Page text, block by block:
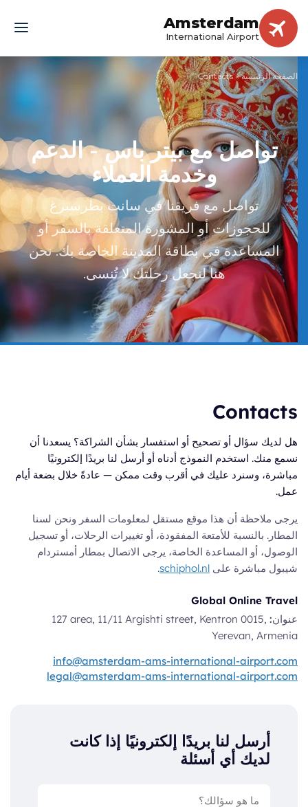
Amsterdam
International Airport
الصفحة الرئيسية»
Contacts
تواصل مع بيتر باس - الدعم
وخدمة العملاء
تواصل مع فريقنا في سانت بطرسبرغ
للحجوزات أو المشورة المتعلقة بالسفر أو
المساعدة في بطاقة المدينة الخاصة بك. نحن
هنا لنجعل رحلتك لا تُنسى.
Contacts
هل لديك سؤال أو تصحيح أو استفسار بشأن الشراكة؟ يسعدنا أن
نسمع منك. استخدم النموذج أدناه أو أرسل لنا بريدًا إلكترونيًا
مباشرة، وسنرد عليك في أقرب وقت ممكن — عادةً خلال بضعة أيام
عمل.
يرجى ملاحظة أن هذا موقع مستقل لمعلومات السفر ونحن لسنا
المطار. بالنسبة للأمتعة المفقودة، أو تغييرات الرحلات، أو تسجيل
الوصول، أو المساعدة الخاصة، يرجى الاتصال بمطار أمستردام
شيبول مباشرة على schiphol.nl
.
Global Online Travel
عنوان: 127 area, 11/11 Argishti street, Kentron 0015,
Yerevan, Armenia
info@amsterdam-ams-international-airport.com
legal@amsterdam-ams-international-airport.com
أرسل لنا بريدًا إلكترونيًا إذا كانت
لديك أي أسئلة